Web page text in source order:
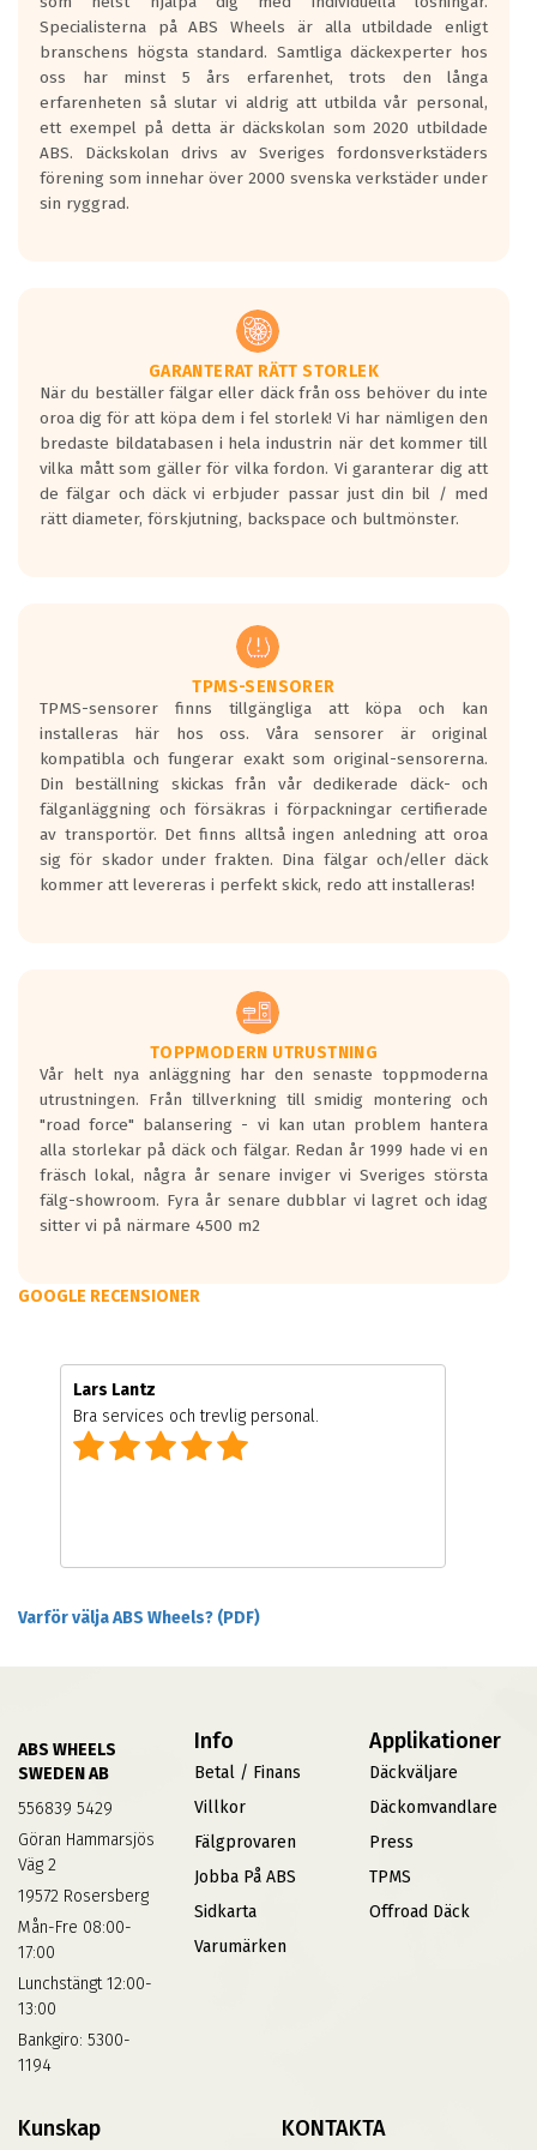
den kortaste bromssträckan och F är den
längsta.
Inga D eller G betyg delas ut för
personbilar och lätta lastbilar.
Betyget sätts efter ett test där däcken
skall bromsa in på en väg där det ligger
0.5-1.5 mm vatten.
I 80km/h kommer skillnaden på
Vid körning i över 50km/h brukar
rullmotståndets ljud överträffa
motorljudet.
På däckmärkningen kommer det finnas
en symbol av ett däck med vågar. Hög
bullernivå markeras med svarta vågor
medans de vita vågorna påvisar om det är
ett tyst däck.
regelverket som introduceras år 2016.
Ett däck med två svarta vågor är redan
godkända för år 2016 nya regelverk.
Ett däck med en svart våg kommer vara
minst tre decibel tystare än det
regelverk som börjar gälla 2016.
Specialisterna på ABS Wheels är alla utbildade enligt
branschens högsta standard. Samtliga däckexperter hos
oss har minst 5 års erfarenhet, trots den långa
erfarenheten så slutar vi aldrig att utbilda vår personal,
ett exempel på detta är däckskolan som 2020 utbildade
ABS. Däckskolan drivs av Sveriges fordonsverkstäders
förening som innehar över 2000 svenska verkstäder under
sin ryggrad.
GARANTERAT RÄTT STORLEK
När du beställer fälgar eller däck från oss behöver du inte
oroa dig för att köpa dem i fel storlek! Vi har nämligen den
bredaste bildatabasen i hela industrin när det kommer till
vilka mått som gäller för vilka fordon. Vi garanterar dig att
de fälgar och däck vi erbjuder passar just din bil / med
rätt diameter, förskjutning, backspace och bultmönster.
TPMS-SENSORER
TPMS-sensorer finns tillgängliga att köpa och kan
installeras här hos oss. Våra sensorer är original
kompatibla och fungerar exakt som original-sensorerna.
Din beställning skickas från vår dedikerade däck- och
fälganläggning och försäkras i förpackningar certifierade
av transportör. Det finns alltså ingen anledning att oroa
sig för skador under frakten. Dina fälgar och/eller däck
kommer att levereras i perfekt skick, redo att installeras!
TOPPMODERN UTRUSTNING
Vår helt nya anläggning har den senaste toppmoderna
utrustningen. Från tillverkning till smidig montering och
"road force" balansering - vi kan utan problem hantera
alla storlekar på däck och fälgar. Redan år 1999 hade vi en
fräsch lokal, några år senare inviger vi Sveriges största
fälg-showroom. Fyra år senare dubblar vi lagret och idag
sitter vi på närmare 4500 m2
GOOGLE RECENSIONER
Lars Lantz
Bra services och trevlig personal.
Varför välja ABS Wheels? (PDF)
ABS WHEELS
SWEDEN AB
556839 5429
Göran Hammarsjös
Väg 2
19572 Rosersberg
Mån-Fre 08:00-
17:00
Lunchstängt 12:00-
13:00
Bankgiro: 5300-
1194
Info
Betal / Finans
Villkor
Fälgprovaren
Jobba På ABS
Sidkarta
Varumärken
Applikationer
Däckväljare
Däckomvandlare
Press
TPMS
Offroad Däck
Kunskap KONTAKTA